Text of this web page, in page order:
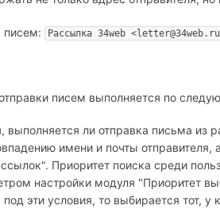
писем: Рассылка 34web
писем выполняется по
выполняется ли отправка письма из
имени и почты
Приоритет поиска среди
настройки модуля "Приоритет
эти условия, то выбирается тот, у